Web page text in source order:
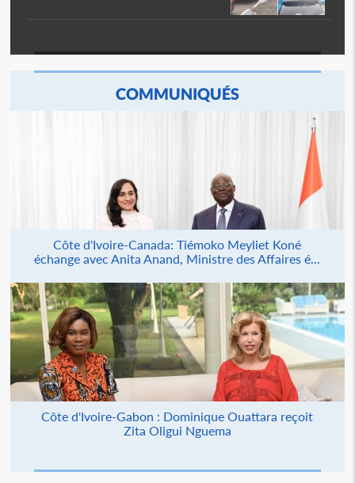
COMMUNIQUÉS
Côte d'Ivoire-Canada: Tiémoko Meyliet Koné
échange avec Anita Anand, Ministre des Affaires é...
Côte d'Ivoire-Gabon : Dominique Ouattara reçoit
Zita Oligui Nguema